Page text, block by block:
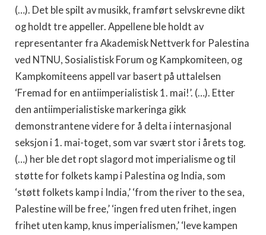
(…). Det ble spilt av musikk, framført selvskrevne dikt
og holdt tre appeller. Appellene ble holdt av
representanter fra Akademisk Nettverk for Palestina
ved NTNU, Sosialistisk Forum og Kampkomiteen, og
Kampkomiteens appell var basert på uttalelsen
‘Fremad for en antiimperialistisk 1. mai!’. (…). Etter
den antiimperialistiske markeringa gikk
demonstrantene videre for å delta i internasjonal
seksjon i 1. mai-toget, som var svært stor i årets tog.
(…) her ble det ropt slagord mot imperialisme og til
støtte for folkets kamp i Palestina og India, som
‘støtt folkets kamp i India,’ ‘from the river to the sea,
Palestine will be free,’ ‘ingen fred uten frihet, ingen
frihet uten kamp, knus imperialismen,’ ‘leve kampen